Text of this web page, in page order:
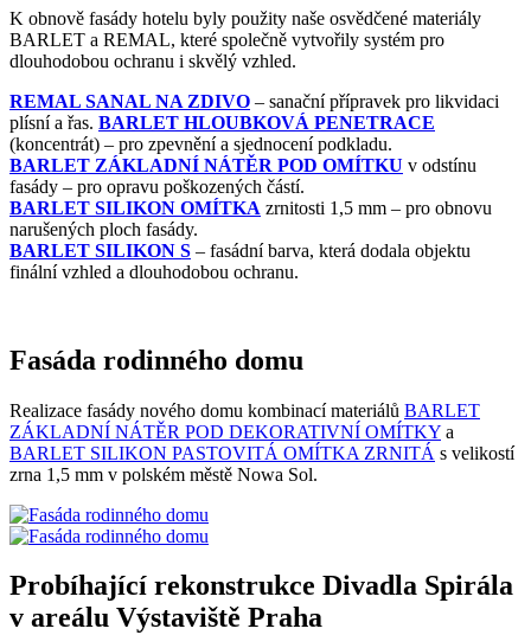
K obnově fasády hotelu byly použity naše osvědčené materiály
BARLET a REMAL, které společně vytvořily systém pro
dlouhodobou ochranu i skvělý vzhled.
REMAL SANAL NA ZDIVO – sanační přípravek pro likvidaci
plísní a řas. BARLET HLOUBKOVÁ PENETRACE
(koncentrát) – pro zpevnění a sjednocení podkladu.
BARLET ZÁKLADNÍ NÁTĚR POD OMÍTKU v odstínu
fasády – pro opravu poškozených částí.
BARLET SILIKON OMÍTKA zrnitosti 1,5 mm – pro obnovu
narušených ploch fasády.
BARLET SILIKON S – fasádní barva, která dodala objektu
finální vzhled a dlouhodobou ochranu.
Fasáda rodinného domu
Realizace fasády nového domu kombinací materiálů BARLET
ZÁKLADNÍ NÁTĚR POD DEKORATIVNÍ OMÍTKY a
BARLET SILIKON PASTOVITÁ OMÍTKA ZRNITÁ s velikostí
zrna 1,5 mm v polském městě Nowa Sol.
Probíhající rekonstrukce Divadla Spirála
v areálu Výstaviště Praha